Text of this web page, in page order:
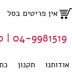
אין פריטים בסל
אודותנו תקנון
04-9981519 | 051-2707950